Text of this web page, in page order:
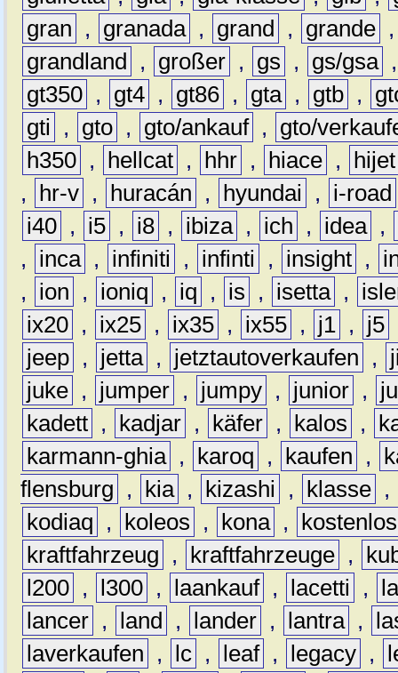
gran
, granada , grand , grande
grandland
, großer , gs , gs/gsa
gt350 , gt4 , gt86 , gta , gtb ,
gti
, gto , gto/ankauf ,
gto/
h350 , hellcat , hhr , hiace ,
hijet
,
hr-v , huracán , hyundai ,
i-road
i40 , i5 , i8 , ibiza , ich , idea ,
,
inca , infiniti , infinti , insight ,
,
ion , ioniq , iq , is , isetta ,
ix20 , ix25 , ix35 , ix55 , j1 , j5
jeep , jetta , jetztautoverkaufen ,
juke , jumper , jumpy , junior ,
kadett , kadjar , käfer , kalos ,
karmann-ghia , karoq , kaufen ,
flensburg
, kia , kizashi , klasse ,
kodiaq
, koleos , kona ,
kostenlos
kraftfahrzeug
, kraftfahrzeuge ,
l200 , l300 , laankauf , lacetti ,
lancer , land , lander , lantra ,
laverkaufen
, lc , leaf , legacy ,